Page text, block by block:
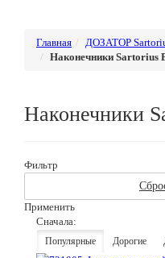
Главная
ДОЗАТОР
Наконечники Sartorius
Наконечники
Фильтр
Применить
Сначала:
Популярные Дорогие